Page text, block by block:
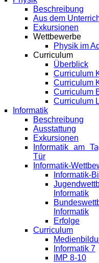
Beschreibung
Aus dem
Exkursionen
Wettbewerbe
Physik im
Curriculum
Überblick
Curriculum
Curriculum
Curriculum
Curriculum
Informatik
Beschreibung
Ausstattung
Exkursionen
Informatik am
Tür
Informatik-
Informatik-
Informatik
Informatik
Erfolge
Curriculum
Informatik 7
IMP 8-10